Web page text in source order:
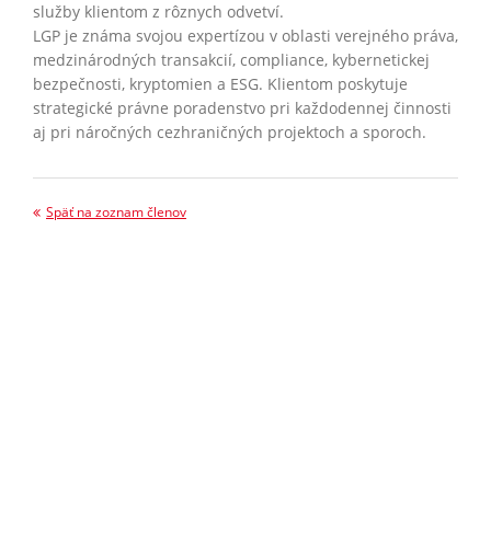
služby klientom z rôznych odvetví.
LGP je známa svojou expertízou v oblasti verejného práva,
medzinárodných transakcií, compliance, kybernetickej
bezpečnosti, kryptomien a ESG. Klientom poskytuje
strategické právne poradenstvo pri každodennej činnosti
aj pri náročných cezhraničných projektoch a sporoch.
Späť na zoznam členov